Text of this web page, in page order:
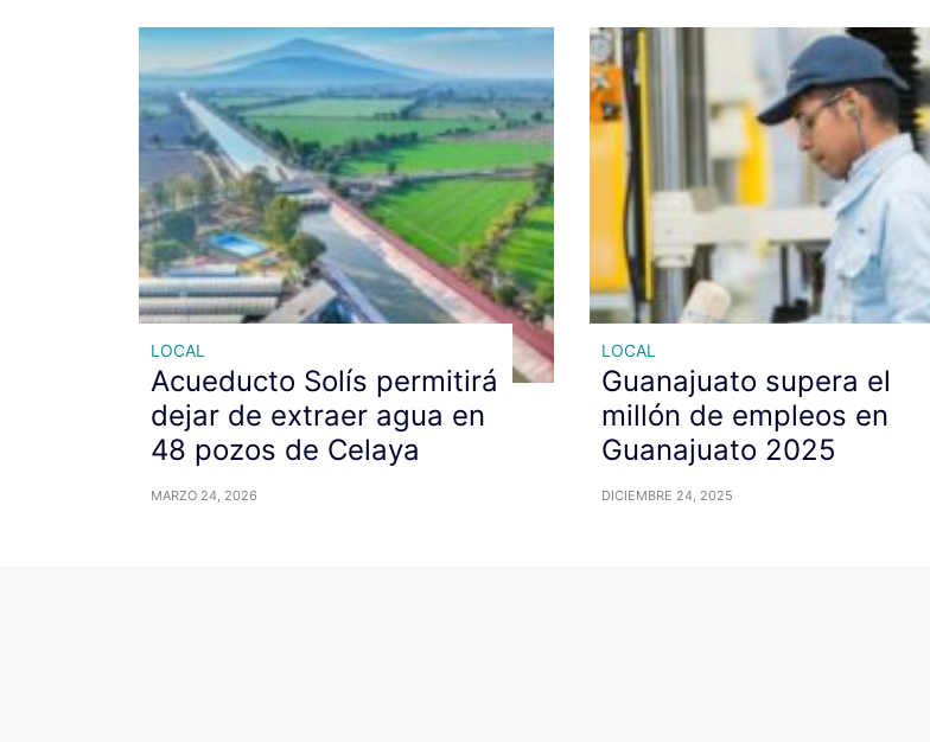
LOCAL
Acueducto Solís permitirá
dejar de extraer agua en
48 pozos de Celaya
MARZO 24, 2026
LOCAL
Guanajuato supera el
millón de empleos en
Guanajuato 2025
DICIEMBRE 24, 2025